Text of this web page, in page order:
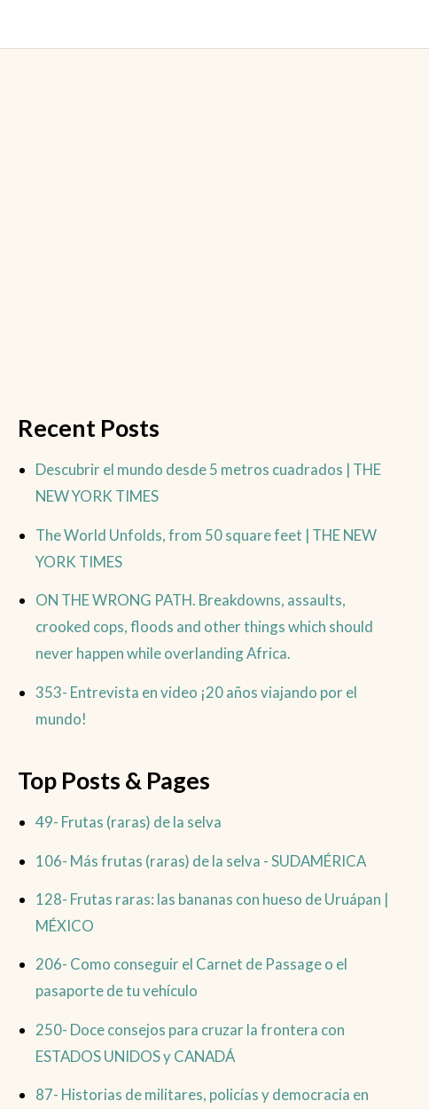
Recent Posts
Descubrir el mundo desde 5 metros cuadrados | THE
NEW YORK TIMES
The World Unfolds, from 50 square feet | THE NEW
YORK TIMES
ON THE WRONG PATH. Breakdowns, assaults,
crooked cops, floods and other things which should
never happen while overlanding Africa.
353- Entrevista en video ¡20 años viajando por el
mundo!
Top Posts & Pages
49- Frutas (raras) de la selva
106- Más frutas (raras) de la selva - SUDAMÉRICA
128- Frutas raras: las bananas con hueso de Uruápan |
MÉXICO
206- Como conseguir el Carnet de Passage o el
pasaporte de tu vehículo
250- Doce consejos para cruzar la frontera con
ESTADOS UNIDOS y CANADÁ
87- Historias de militares, policías y democracia en